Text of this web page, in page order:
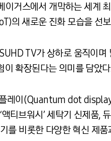
이거스에서 개막하는 세계
의 새로운 진화 모습을 선
TV가 상하로 움직이
이 확장된다는 의미를 담았
레이(Quantum dot
액티브워시’ 세탁기 신제품
를 비롯한 다양한 혁신 제